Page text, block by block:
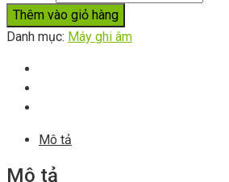
Thêm vào giỏ hàng
Danh mục: Máy ghi âm
Mô tả
Mô tả